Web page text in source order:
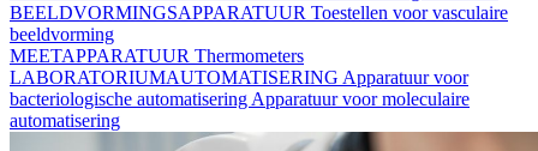
BEELDVORMINGSAPPARATUUR Toestellen voor vasculaire
beeldvorming
MEETAPPARATUUR Thermometers
LABORATORIUMAUTOMATISERING Apparatuur voor
bacteriologische automatisering Apparatuur voor moleculaire
automatisering